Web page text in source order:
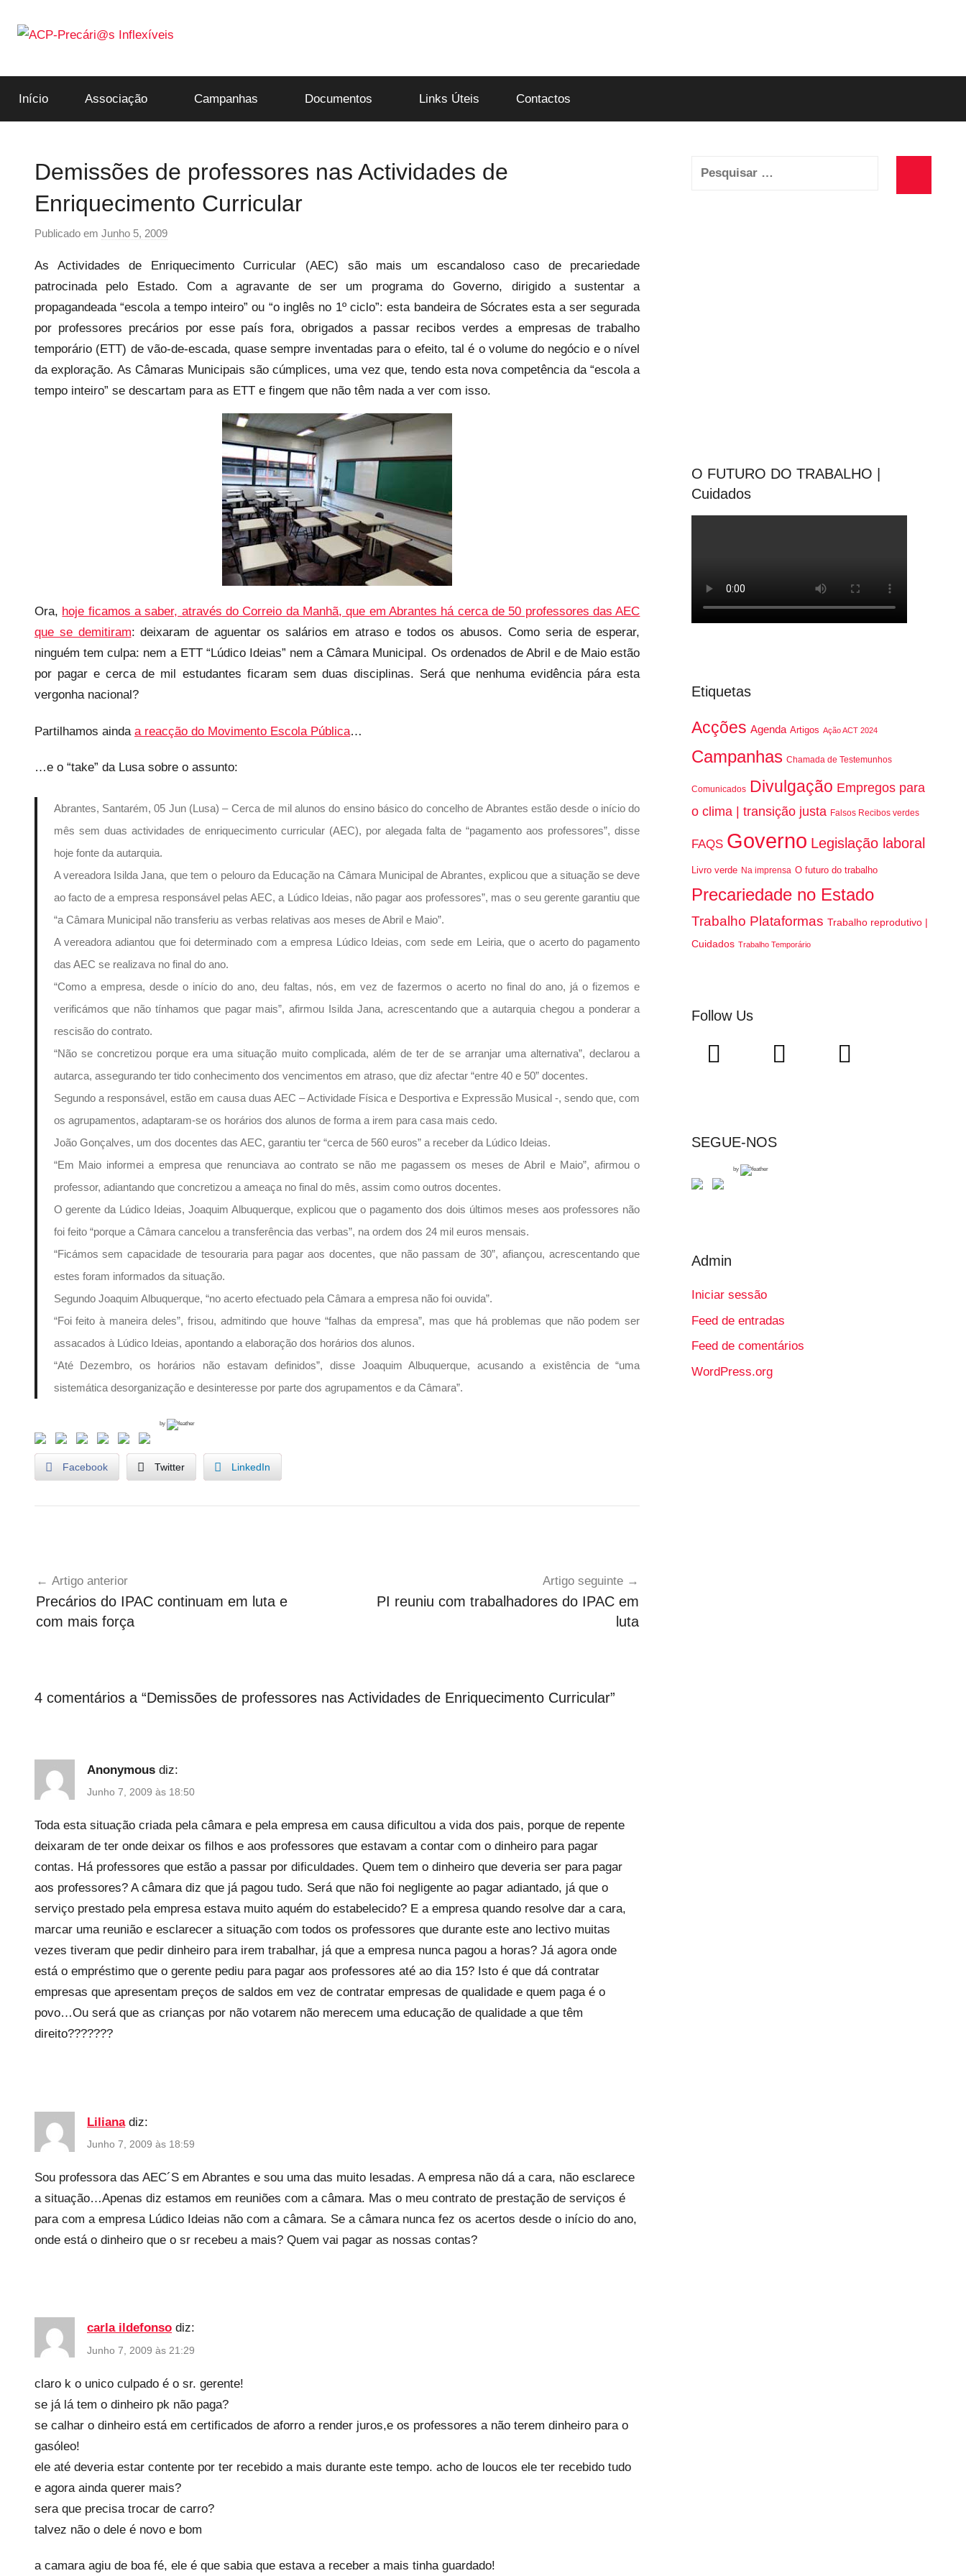
para
ACP-
Precári@s
Início Associação Campanhas Documentos Links Úteis Contactos
Demissões de professores nas Actividades de
Enriquecimento Curricular
Publicado em Junho 5, 2009
r
p
r
e
c
e
As Actividades de Enriquecimento Curricular (AEC) são mais um escandaloso caso de precariedade
patrocinada pelo Estado. Com a agravante de ser um programa do Governo, dirigido a sustentar a
propagandeada “escola a tempo inteiro” ou “o inglês no 1º ciclo”: esta bandeira de Sócrates esta a ser segurada
por professores precários por esse país fora, obrigados a passar recibos verdes a empresas de trabalho
temporário (ETT) de vão-de-escada, quase sempre inventadas para o efeito, tal é o volume do negócio e o nível
da exploração. As Câmaras Municipais são cúmplices, uma vez que, tendo esta nova competência da “escola a
tempo inteiro” se descartam para as ETT e fingem que não têm nada a ver com isso.
Ora, hoje ficamos a saber, através do Correio da Manhã, que em Abrantes há cerca de 50 professores das AEC
que se demitiram: deixaram de aguentar os salários em atraso e todos os abusos. Como seria de esperar,
ninguém tem culpa: nem a ETT “Lúdico Ideias” nem a Câmara Municipal. Os ordenados de Abril e de Maio estão
por pagar e cerca de mil estudantes ficaram sem duas disciplinas. Será que nenhuma evidência pára esta
vergonha nacional?
Partilhamos ainda a reacção do Movimento Escola Pública…
…e o “take” da Lusa sobre o assunto:
Abrantes, Santarém, 05 Jun (Lusa) – Cerca de mil alunos do ensino básico do concelho de Abrantes estão desde o início do
mês sem duas actividades de enriquecimento curricular (AEC), por alegada falta de “pagamento aos professores”, disse
hoje fonte da autarquia.
A vereadora Isilda Jana, que tem o pelouro da Educação na Câmara Municipal de Abrantes, explicou que a situação se deve
ao facto de a empresa responsável pelas AEC, a Lúdico Ideias, não pagar aos professores”, mas o seu gerente garantiu que
“a Câmara Municipal não transferiu as verbas relativas aos meses de Abril e Maio”.
A vereadora adiantou que foi determinado com a empresa Lúdico Ideias, com sede em Leiria, que o acerto do pagamento
das AEC se realizava no final do ano.
“Como a empresa, desde o início do ano, deu faltas, nós, em vez de fazermos o acerto no final do ano, já o fizemos e
verificámos que não tínhamos que pagar mais”, afirmou Isilda Jana, acrescentando que a autarquia chegou a ponderar a
rescisão do contrato.
“Não se concretizou porque era uma situação muito complicada, além de ter de se arranjar uma alternativa”, declarou a
autarca, assegurando ter tido conhecimento dos vencimentos em atraso, que diz afectar “entre 40 e 50” docentes.
Segundo a responsável, estão em causa duas AEC – Actividade Física e Desportiva e Expressão Musical -, sendo que, com
os agrupamentos, adaptaram-se os horários dos alunos de forma a irem para casa mais cedo.
João Gonçalves, um dos docentes das AEC, garantiu ter “cerca de 560 euros” a receber da Lúdico Ideias.
“Em Maio informei a empresa que renunciava ao contrato se não me pagassem os meses de Abril e Maio”, afirmou o
professor, adiantando que concretizou a ameaça no final do mês, assim como outros docentes.
O gerente da Lúdico Ideias, Joaquim Albuquerque, explicou que o pagamento dos dois últimos meses aos professores não
foi feito “porque a Câmara cancelou a transferência das verbas”, na ordem dos 24 mil euros mensais.
“Ficámos sem capacidade de tesouraria para pagar aos docentes, que não passam de 30”, afiançou, acrescentando que
estes foram informados da situação.
Segundo Joaquim Albuquerque, “no acerto efectuado pela Câmara a empresa não foi ouvida”.
“Foi feito à maneira deles”, frisou, admitindo que houve “falhas da empresa”, mas que há problemas que não podem ser
assacados à Lúdico Ideias, apontando a elaboração dos horários dos alunos.
“Até Dezembro, os horários não estavam definidos”, disse Joaquim Albuquerque, acusando a existência de “uma
sistemática desorganização e desinteresse por parte dos agrupamentos e da Câmara”.
by
Facebook Twitter LinkedIn
d
e
M
,
g
o
r
artigos
Artigo anterior
Precários do IPAC continuam em luta e
com mais força
Artigo seguinte
PI reuniu com trabalhadores do IPAC em
luta
4 comentários a “Demissões de professores nas Actividades de Enriquecimento Curricular”
Anonymous diz:
Junho 7, 2009 às 18:50
Toda esta situação criada pela câmara e pela empresa em causa dificultou a vida dos pais, porque de repente
deixaram de ter onde deixar os filhos e aos professores que estavam a contar com o dinheiro para pagar
contas. Há professores que estão a passar por dificuldades. Quem tem o dinheiro que deveria ser para pagar
aos professores? A câmara diz que já pagou tudo. Será que não foi negligente ao pagar adiantado, já que o
serviço prestado pela empresa estava muito aquém do estabelecido? E a empresa quando resolve dar a cara,
marcar uma reunião e esclarecer a situação com todos os professores que durante este ano lectivo muitas
vezes tiveram que pedir dinheiro para irem trabalhar, já que a empresa nunca pagou a horas? Já agora onde
está o empréstimo que o gerente pediu para pagar aos professores até ao dia 15? Isto é que dá contratar
empresas que apresentam preços de saldos em vez de contratar empresas de qualidade e quem paga é o
povo…Ou será que as crianças por não votarem não merecem uma educação de qualidade a que têm
direito???????
Liliana diz:
Junho 7, 2009 às 18:59
Sou professora das AEC´S em Abrantes e sou uma das muito lesadas. A empresa não dá a cara, não esclarece
a situação…Apenas diz estamos em reuniões com a câmara. Mas o meu contrato de prestação de serviços é
para com a empresa Lúdico Ideias não com a câmara. Se a câmara nunca fez os acertos desde o início do ano,
onde está o dinheiro que o sr recebeu a mais? Quem vai pagar as nossas contas?
carla ildefonso diz:
Junho 7, 2009 às 21:29
claro k o unico culpado é o sr. gerente!
se já lá tem o dinheiro pk não paga?
se calhar o dinheiro está em certificados de aforro a render juros,e os professores a não terem dinheiro para o
gasóleo!
ele até deveria estar contente por ter recebido a mais durante este tempo. acho de loucos ele ter recebido tudo
e agora ainda querer mais?
sera que precisa trocar de carro?
talvez não o dele é novo e bom
a camara agiu de boa fé, ele é que sabia que estava a receber a mais tinha guardado!
Pesquisar
O FUTURO DO TRABALHO |
Cuidados
Etiquetas
Acções Agenda Artigos Ação ACT 2024
Campanhas Chamada de Testemunhos
Comunicados Divulgação Empregos para
o clima | transição justa Falsos Recibos verdes
FAQS Governo Legislação laboral
Livro verde Na imprensa O futuro do trabalho
Precariedade no Estado
Trabalho Plataformas Trabalho reprodutivo |
Cuidados Trabalho Temporário
Follow Us
SEGUE-NOS
by
Admin
Iniciar sessão
Feed de entradas
Feed de comentários
WordPress.org